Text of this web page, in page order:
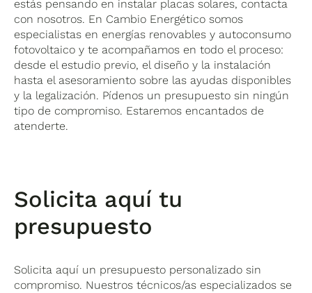
estás pensando en instalar placas solares, contacta
con nosotros. En Cambio Energético somos
especialistas en energías renovables y autoconsumo
fotovoltaico y te acompañamos en todo el proceso:
desde el estudio previo, el diseño y la instalación
hasta el asesoramiento sobre las ayudas disponibles
y la legalización. Pídenos un presupuesto sin ningún
tipo de compromiso. Estaremos encantados de
atenderte.
Solicita aquí tu
presupuesto
Solicita aquí un presupuesto personalizado sin
compromiso. Nuestros técnicos/as especializados se